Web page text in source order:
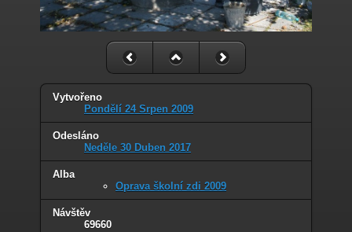
Vytvořeno
Pondělí 24 Srpen 2009
Odesláno
Neděle 30 Duben 2017
Alba
Oprava školní zdi 2009
Návštěv
69660